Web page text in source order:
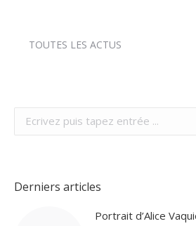
TOUTES LES ACTUS
Search:
Derniers articles
Portrait d’Alice